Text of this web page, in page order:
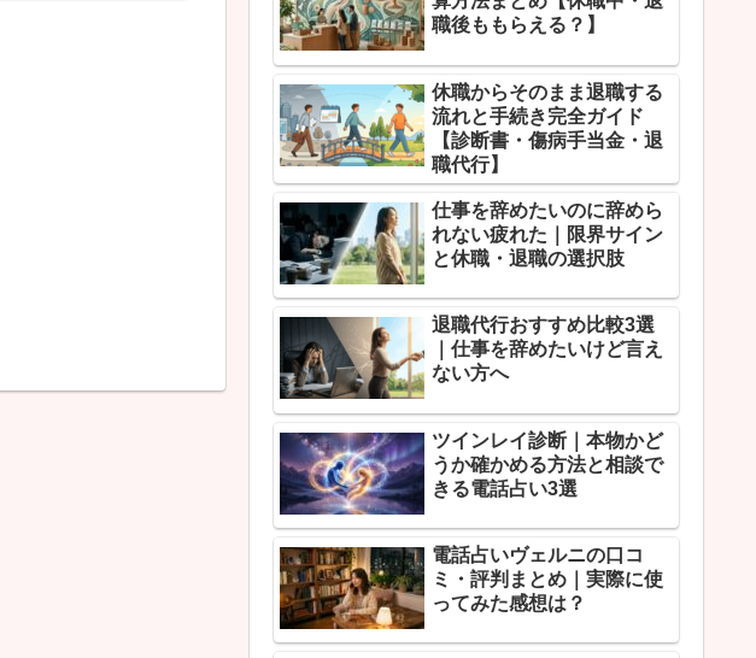
職後ももらえる？】
休職からそのまま退職する
流れと手続き完全ガイド
【診断書・傷病手当金・退
職代行】
仕事を辞めたいのに辞めら
れない疲れた｜限界サイン
と休職・退職の選択肢
退職代行おすすめ比較3選
｜仕事を辞めたいけど言え
ない方へ
ツインレイ診断｜本物かど
うか確かめる方法と相談で
きる電話占い3選
電話占いヴェルニの口コ
ミ・評判まとめ｜実際に使
ってみた感想は？